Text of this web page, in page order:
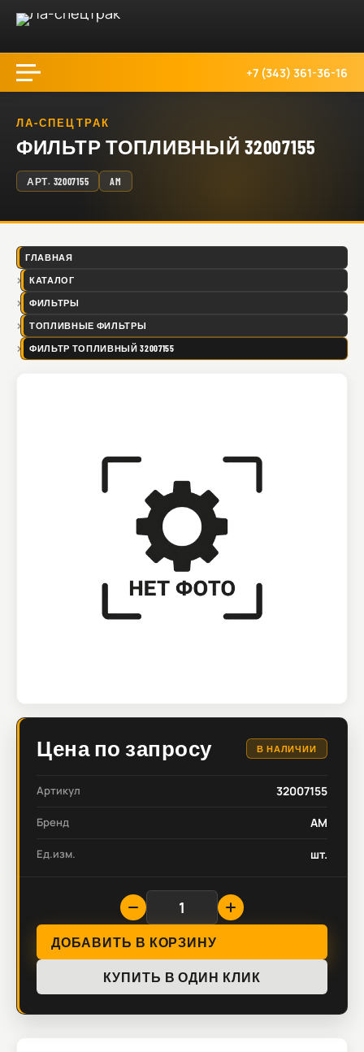
+7 (343) 361-36-16
ЛА-СПЕЦТРАК
ФИЛЬТР ТОПЛИВНЫЙ 32007155
АРТ. 32007155 AM
ГЛАВНАЯ
КАТАЛОГ
ФИЛЬТРЫ
ТОПЛИВНЫЕ ФИЛЬТРЫ
ФИЛЬТР ТОПЛИВНЫЙ 32007155
Цена по запросу В НАЛИЧИИ
Артикул 32007155
Бренд AM
Ед.изм. шт.
ДОБАВИТЬ В КОРЗИНУ
КУПИТЬ В ОДИН КЛИК